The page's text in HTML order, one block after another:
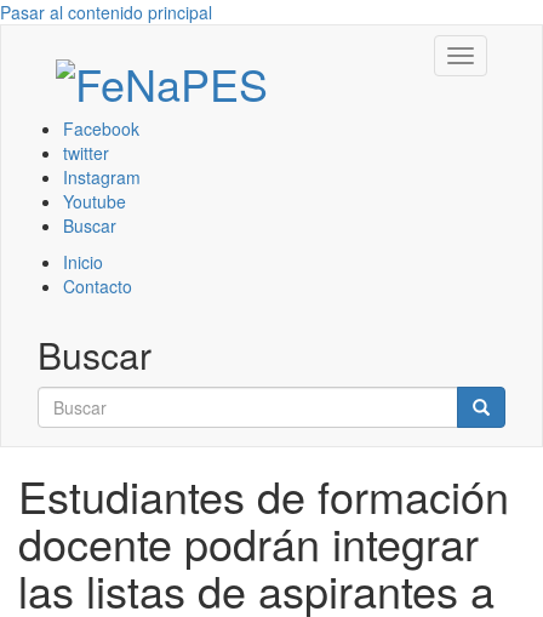
Pasar al contenido principal
Toggle
navigation
Facebook
twitter
Instagram
Youtube
Buscar
Inicio
Contacto
Buscar
Buscar Buscar
Estudiantes de formación
docente podrán integrar
las listas de aspirantes a